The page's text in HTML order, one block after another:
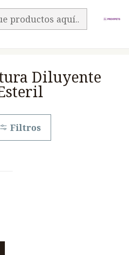
EN TODA LA TIENDA
Diluyente
Filtros